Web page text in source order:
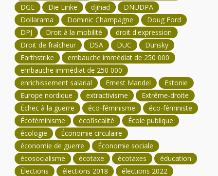
DGE Die Linke djihad
DNUDPA
Dollarama
Dominic Champagne
Doug Ford
DPJ
Droit à la mobilité
droit d'expression
Droit de fraîcheur
DSA DUC
Dunsky
Earthstrike
embauche immédiat de 250 000
embauche immédiat de 250 000
enrichissement salarial
Ernest Mandel
Estonie
Europe nordique
extractivisme
Extrême-droite
Échec à la guerre
éco-féminisme
éco-féministe
Écoféminisme
écofiscalité
École publique
écologie
Économie circulaire
économie de guerre
Économie sociale
écosocialisme
écotaxe écotaxes
éducation
Élections
élections 2018
élections 2022